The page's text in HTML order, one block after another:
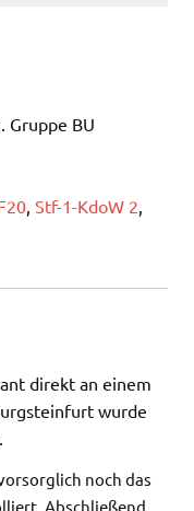
Gruppe BU
Stf-1-KdoW 2
direkt an einem
wurde
noch das
Abschließend